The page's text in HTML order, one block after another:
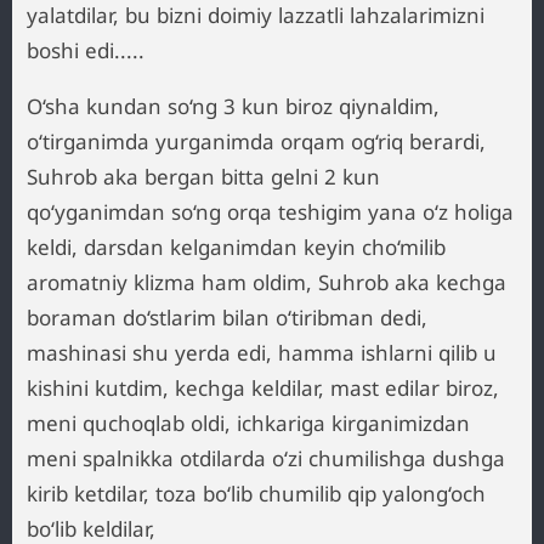
yalatdilar, bu bizni doimiy lazzatli lahzalarimizni
boshi edi.....
O‘sha kundan so‘ng 3 kun biroz qiynaldim,
o‘tirganimda yurganimda orqam og‘riq berardi,
Suhrob aka bergan bitta gelni 2 kun
qo‘yganimdan so‘ng orqa teshigim yana o‘z holiga
keldi, darsdan kelganimdan keyin cho‘milib
aromatniy klizma ham oldim, Suhrob aka kechga
boraman do‘stlarim bilan o‘tiribman dedi,
mashinasi shu yerda edi, hamma ishlarni qilib u
kishini kutdim, kechga keldilar, mast edilar biroz,
meni quchoqlab oldi, ichkariga kirganimizdan
meni spalnikka otdilarda o‘zi chumilishga dushga
kirib ketdilar, toza bo‘lib chumilib qip yalong‘och
bo‘lib keldilar,